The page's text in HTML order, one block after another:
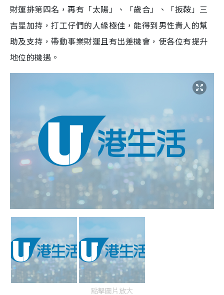
財運排第四名，再有「太陽」、「歲合」、「扳鞍」三
吉星加持，打工仔們的人緣極佳，能得到男性貴人的幫
助及支持，帶動事業財運且有出差機會，使各位有提升
地位的機遇。
點擊圖片放大